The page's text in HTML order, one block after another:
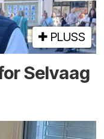
PLUSS
Selvaag